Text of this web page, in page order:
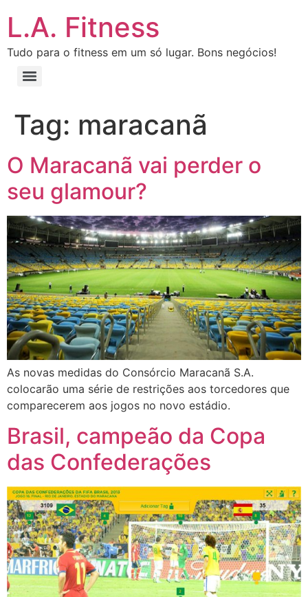
L.A. Fitness
Tudo para o fitness em um só lugar. Bons negócios!
Tag: maracanã
O Maracanã vai perder o
seu glamour?
As novas medidas do Consórcio Maracanã S.A.
colocarão uma série de restrições aos torcedores que
comparecerem aos jogos no novo estádio.
Brasil, campeão da Copa
das Confederações